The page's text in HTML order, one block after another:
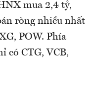
mua 2,4 tỷ,
ròng nhiều nhất
POW. Phía
có CTG, VCB,